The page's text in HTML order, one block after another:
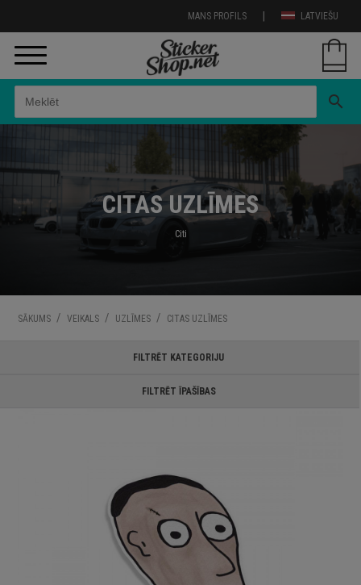
LATVIEŠU
|
MANS PROFILS
search
CITAS UZLĪMES
Citi
SĀKUMS / VEIKALS / UZLĪMES / CITAS UZLĪMES
FILTRĒT KATEGORIJU
FILTRĒT ĪPAŠĪBAS